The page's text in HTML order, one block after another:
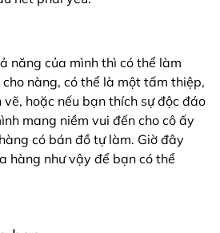
năng của mình thì có thể làm
nàng, có thể là một tấm thiệp,
hoặc nếu bạn thích sự độc đáo
mang niềm vui đến cho cô ấy
có bán đồ tự làm. Giờ đây
hàng như vậy để bạn có thể